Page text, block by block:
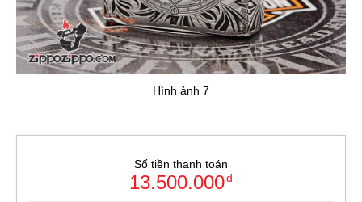
Hình ảnh 7
Số tiền thanh toán
13.500.000đ